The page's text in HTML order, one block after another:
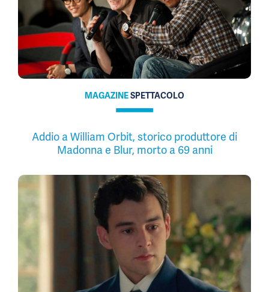
MAGAZINESPETTACOLO
Addio a William Orbit, storico produttore di
Madonna e Blur, morto a 69 anni